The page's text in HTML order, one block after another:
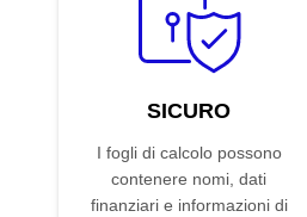
SICURO
I fogli di calcolo possono
contenere nomi, dati
finanziari e informazioni di